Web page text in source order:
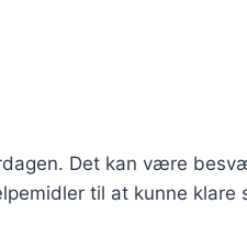
Det kan være
til at kunne klare